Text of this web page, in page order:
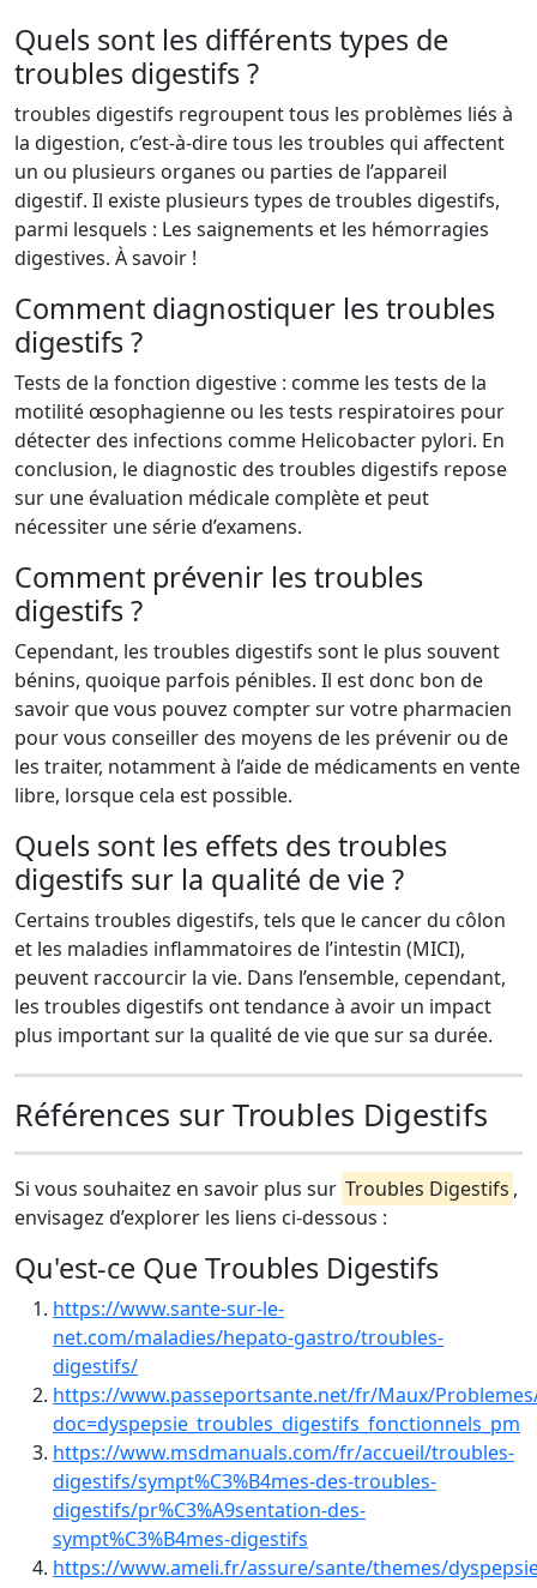
Quels sont les différents types de
troubles digestifs ?
troubles digestifs regroupent tous les problèmes liés à
la digestion, c’est-à-dire tous les troubles qui affectent
un ou plusieurs organes ou parties de l’appareil
digestif. Il existe plusieurs types de troubles digestifs,
parmi lesquels : Les saignements et les hémorragies
digestives. À savoir !
Comment diagnostiquer les troubles
digestifs ?
Tests de la fonction digestive : comme les tests de la
motilité œsophagienne ou les tests respiratoires pour
détecter des infections comme Helicobacter pylori. En
conclusion, le diagnostic des troubles digestifs repose
sur une évaluation médicale complète et peut
nécessiter une série d’examens.
Comment prévenir les troubles
digestifs ?
Cependant, les troubles digestifs sont le plus souvent
bénins, quoique parfois pénibles. Il est donc bon de
savoir que vous pouvez compter sur votre pharmacien
pour vous conseiller des moyens de les prévenir ou de
les traiter, notamment à l’aide de médicaments en vente
libre, lorsque cela est possible.
Quels sont les effets des troubles
digestifs sur la qualité de vie ?
Certains troubles digestifs, tels que le cancer du côlon
et les maladies inflammatoires de l’intestin (MICI),
peuvent raccourcir la vie. Dans l’ensemble, cependant,
les troubles digestifs ont tendance à avoir un impact
plus important sur la qualité de vie que sur sa durée.
Références sur Troubles Digestifs
Si vous souhaitez en savoir plus sur Troubles Digestifs ,
envisagez d’explorer les liens ci-dessous :
Qu'est-ce Que Troubles Digestifs
https://www.sante-sur-le-
net.com/maladies/hepato-gastro/troubles-
digestifs/
https://www.passeportsante.net/fr/Maux/
doc=dyspepsie_troubles_digestifs_fonctionnels_pm
https://www.msdmanuals.com/fr/accueil/troubles-
digestifs/sympt%C3%B4mes-des-troubles-
digestifs/pr%C3%A9sentation-des-
sympt%C3%B4mes-digestifs
https://www.ameli.fr/assure/sante/themes/